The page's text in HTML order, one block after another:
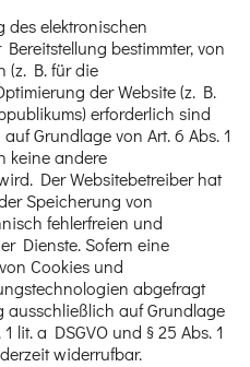
des elektronischen
bestimmter, von
(z. B. für die
der Website (z. B.
erforderlich sind
Grundlage von Art. 6 Abs. 1
keine andere
Der Websitebetreiber hat
Speicherung von
fehlerfreien und
Dienste. Sofern eine
Cookies und
abgefragt
ausschließlich auf Grundlage
lit. a DSGVO und § 25 Abs. 1
widerrufbar.